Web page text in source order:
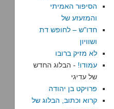
הסיפור האמיתי
והמזעזע של
חדו"ש – לחופש דת
ושוויון
לא מזיק ברובו
עמודו! - הבלוג החדש
של עדיגי
פרויקט בן יהודה
קרוא וכתוב, הבלוג של